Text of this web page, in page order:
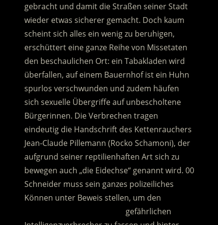
gebracht und damit die Straßen seiner Stadt
wieder etwas sicherer gemacht. Doch kaum
scheint sich alles ein wenig zu beruhigen,
erschüttert eine ganze Reihe von Missetaten
den beschaulichen Ort: ein Tabakladen wird
überfallen, auf einem Bauernhof ist ein Huhn
spurlos verschwunden und zudem häufen
sich sexuelle Übergriffe auf unbescholtene
Bürgerinnen. Die Verbrechen tragen
eindeutig die Handschrift des Kettenrauchers
Jean-Claude Pillemann (Rocko Schamoni), der
aufgrund seiner reptilienhaften Art sich zu
bewegen auch „die Eidechse“ genannt wird. 00
Schneider muss sein ganzes polizeiliches
Können unter Beweis stellen, um den
gefährlichen